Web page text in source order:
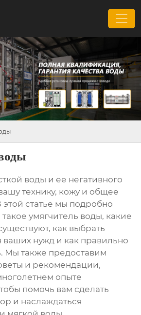
воды и ее негативного
технику, кожу и общее
этой статье мы подробно
такоеумягчитель воды, какие
как выбрать
нужд и как правильно
Мы также предоставим
и рекомендации,
опыте
помочь вам сделать
и наслаждаться